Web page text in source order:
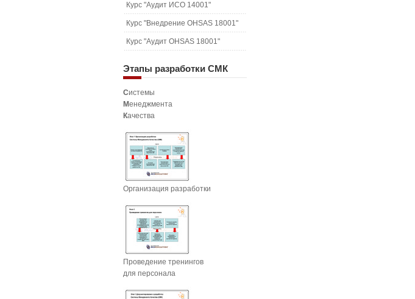
Курс "Аудит ИСО 14001"
Курс "Внедрение OHSAS 18001"
Курс "Аудит OHSAS 18001"
Этапы разработки СМК
Системы
Менеджмента
Качества
Организация разработки
Проведение тренингов
для персонала